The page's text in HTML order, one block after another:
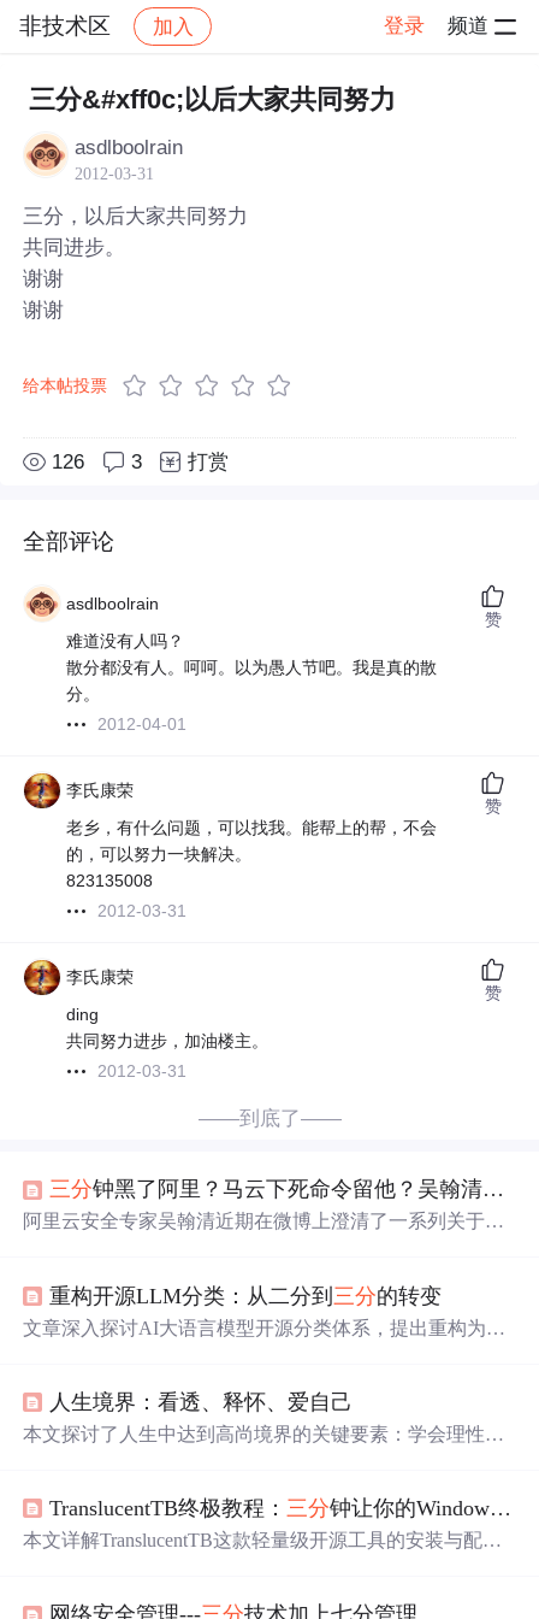
非技术区 加入 登录 频道
社区 非技术区 帖子详情
三分&#xff0c;以后大家共同努力
asdlboolrain
2012-03-31
三分，以后大家共同努力
共同进步。
谢谢
谢谢
给本帖投票
126 3 打赏
全部评论
asdlboolrain
难道没有人吗？
散分都没有人。呵呵。以为愚人节吧。我是真的散
分。
2012-04-01
赞
李氏康荣
老乡，有什么问题，可以找我。能帮上的帮，不会
的，可以努力一块解决。
823135008
2012-03-31
赞
李氏康荣
ding
共同努力进步，加油楼主。
2012-03-31
赞
——到底了——
三分钟黑了阿里？马云下死命令留他？吴翰清辟谣：我没黑过阿里
阿里云安全专家吴翰清近期在微博上澄清了一系列关于他
雄行为，而是违法行为，并指出阿里的安全成果是上千名
工程师 共同努力的结果。
重构开源LLM分类：从二分到 三分的转变
文章深入探讨AI大语言模型开源分类体系，提出重构为完
程度的核心问题，以及开源与封闭模型竞争格局演变，强
调开源AI模型在多方面的重要价值。
人生境界：看透、释怀、爱自己
本文探讨了人生中达到高尚境界的关键要素：学会理性看
现内心的宁静和自由，活出精彩人生。
TranslucentTB终极教程： 三分钟让你的Windows任务栏焕然一新
本文详解TranslucentTB这款轻量级开源工具的安装与配置